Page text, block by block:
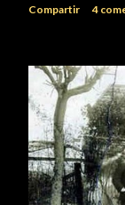
Compartir 4